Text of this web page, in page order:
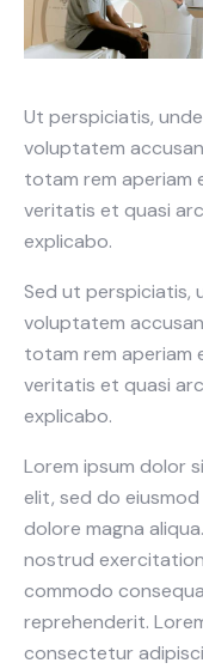
Ut perspiciatis,
voluptatem
totam rem aperiam
veritatis et quasi
explicabo.
Sed ut perspiciatis,
voluptatem
totam rem aperiam
veritatis et quasi
explicabo.
Lorem ipsum dolor
elit, sed do
dolore magna
nostrud
commodo
reprehenderit.
consectetur